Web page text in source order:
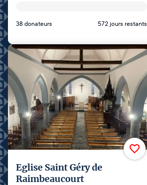
38 donateurs 572 jours restants
Eglise Saint Géry de
Raimbeaucourt